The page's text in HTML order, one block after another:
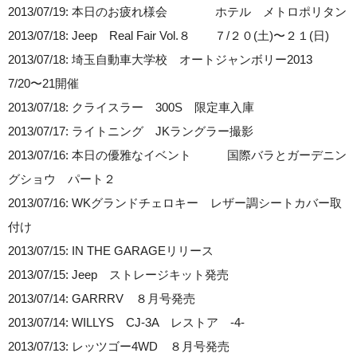
2013/07/19: 本日のお疲れ様会 ホテル メトロポリタン
2013/07/18: Jeep Real Fair Vol.８ ７/２０(土)〜２１(日)
2013/07/18: 埼玉自動車大学校 オートジャンボリー2013
7/20〜21開催
2013/07/18: クライスラー 300S 限定車入庫
2013/07/17: ライトニング JKラングラー撮影
2013/07/16: 本日の優雅なイベント 国際バラとガーデニン
グショウ パート２
2013/07/16: WKグランドチェロキー レザー調シートカバー取
付け
2013/07/15: IN THE GARAGEリリース
2013/07/15: Jeep ストレージキット発売
2013/07/14: GARRRV ８月号発売
2013/07/14: WILLYS CJ-3A レストア -4-
2013/07/13: レッツゴー4WD ８月号発売